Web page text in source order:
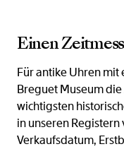
Einen
Für antike Uhren
Breguet Museum
wichtigsten
in unseren
Verkaufsdatum,